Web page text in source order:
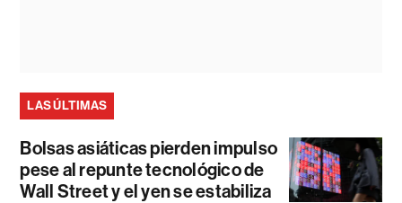
LAS ÚLTIMAS
Bolsas asiáticas pierden impulso
pese al repunte tecnológico de
Wall Street y el yen se estabiliza